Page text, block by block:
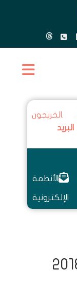
الخريجون
البريد
الأنظمة
الإلكترونية